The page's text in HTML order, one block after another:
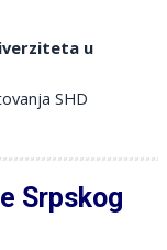
u
SHD
Srpskog